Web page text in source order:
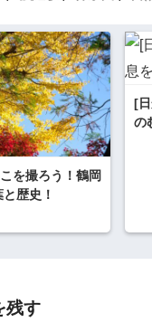
を撮ろう！鶴岡
歴史！
[
の
残す